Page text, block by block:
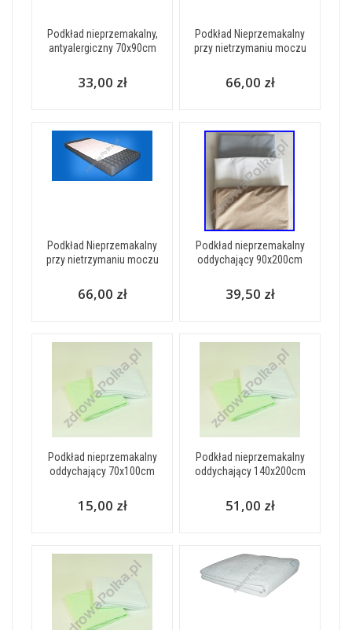
Podkład nieprzemakalny,
antyalergiczny 70x90cm
33,00 zł
Podkład Nieprzemakalny
przy nietrzymaniu moczu
66,00 zł
Podkład Nieprzemakalny
przy nietrzymaniu moczu
66,00 zł
Podkład nieprzemakalny
oddychający 90x200cm
39,50 zł
Podkład nieprzemakalny
oddychający 70x100cm
15,00 zł
Podkład nieprzemakalny
oddychający 140x200cm
51,00 zł